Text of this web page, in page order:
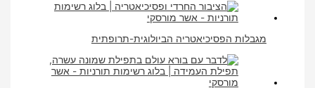
מגבלות הפסיכיאטריה הביולוגית-תרופתית